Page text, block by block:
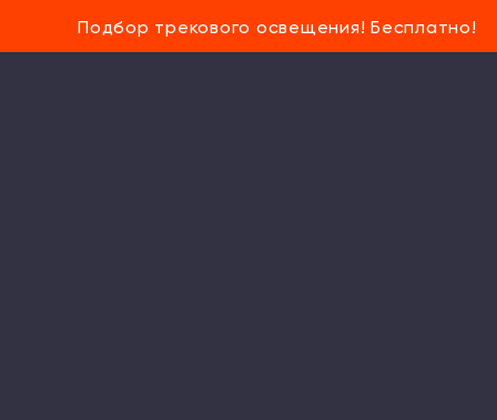
Подбор трекового освещения! Бесплатно!